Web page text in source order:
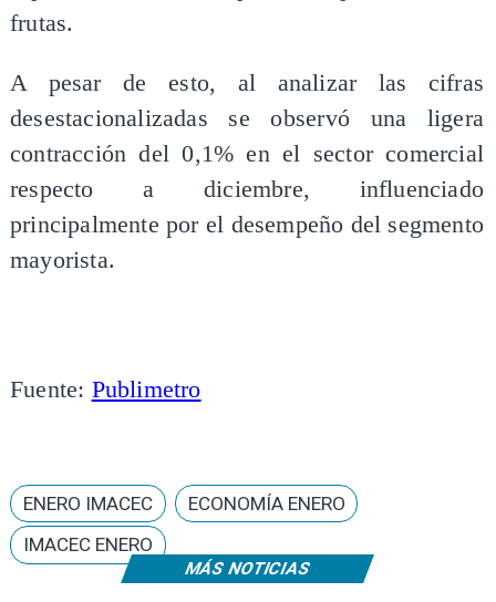
MÁS NOTICIAS
frutas.
A pesar de esto, al analizar las cifras
desestacionalizadas se observó una ligera
contracción del 0,1% en el sector comercial
respecto a diciembre, influenciado
principalmente por el desempeño del segmento
mayorista.
Fuente: Publimetro
ENERO IMACEC
ECONOMÍA ENERO
IMACEC ENERO